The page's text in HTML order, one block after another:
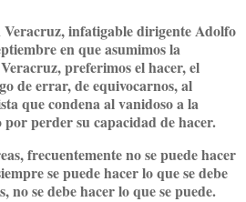
Veracruz, infatigable dirigente Adolfo
en que asumimos la
preferimos el hacer, el
de errar, de equivocarnos, al
que condena al vanidoso a la
perder su capacidad de hacer.
frecuentemente no se puede hacer
se puede hacer lo que se debe
no se debe hacer lo que se puede.